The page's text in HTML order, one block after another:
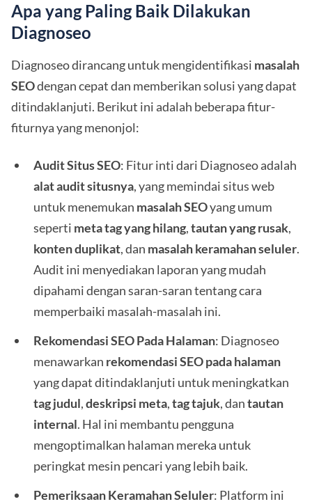
Apa yang Paling Baik Dilakukan
Diagnoseo
Diagnoseo dirancang untuk mengidentifikasi masalah
SEOdengan cepat dan memberikan solusi yang dapat
ditindaklanjuti. Berikut ini adalah beberapa fitur-
fiturnya yang menonjol:
Audit Situs SEO: Fitur inti dari Diagnoseo adalah
alat audit situsnya, yang memindai situs web
untuk menemukan masalah SEOyang umum
seperti meta tag yang hilang,tautan yang rusak,
konten duplikat, dan masalah keramahan seluler.
Audit ini menyediakan laporan yang mudah
dipahami dengan saran-saran tentang cara
memperbaiki masalah-masalah ini.
Rekomendasi SEO Pada Halaman: Diagnoseo
menawarkan rekomendasi SEO pada halaman
yang dapat ditindaklanjuti untuk meningkatkan
tag judul,deskripsi meta,tag tajuk, dantautan
internal. Hal ini membantu pengguna
mengoptimalkan halaman mereka untuk
peringkat mesin pencari yang lebih baik.
Pemeriksaan Keramahan Seluler: Platform ini